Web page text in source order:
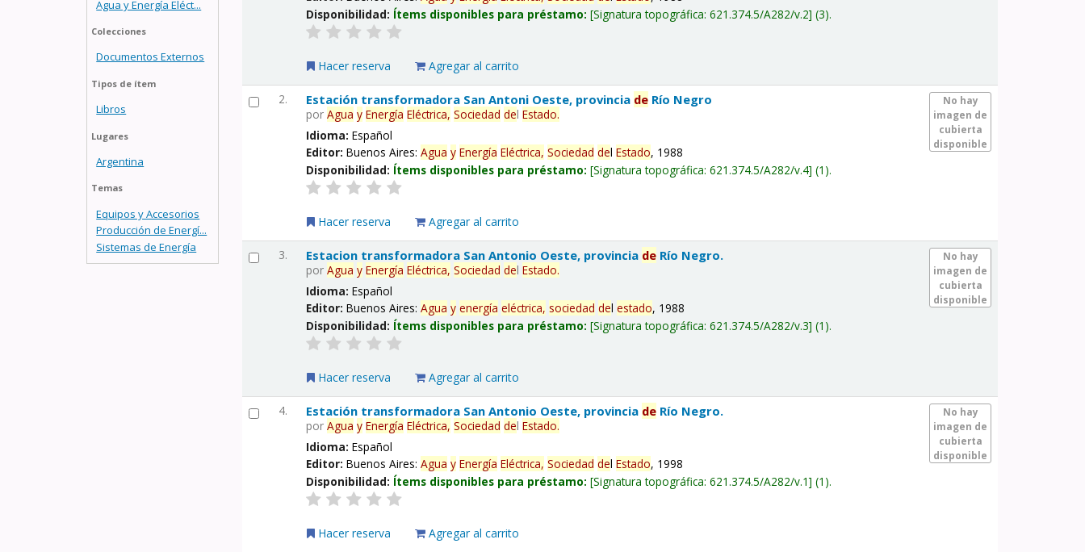
Agua y Energía Eléct...
Colecciones
Documentos Externos
Tipos de ítem
Libros
Lugares
Argentina
Temas
Equipos y Accesorios
Producción de Energí...
Sistemas de Energía
Disponibilidad: Ítems disponibles para préstamo: Signatura topográfica:621.374.5/A282/v.2 (3).
Hacer reserva Agregar al carrito
2.
No hay
imagen de
cubierta
disponible
Estación transformadora San Antoni Oeste, provincia de Río Negro
porAgua y Energía Eléctrica, Sociedad delEstado.
Idioma:Español
Editor:Buenos Aires:Agua y Energía Eléctrica, Sociedad delEstado, 1988
Disponibilidad: Ítems disponibles para préstamo: Signatura topográfica:621.374.5/A282/v.4 (1).
Hacer reserva Agregar al carrito
3.
No hay
imagen de
cubierta
disponible
Estacion transformadora San Antonio Oeste, provincia de Río Negro.
porAgua y Energía Eléctrica, Sociedad delEstado.
Idioma:Español
Editor:Buenos Aires:Agua y energía eléctrica, sociedad delestado, 1988
Disponibilidad: Ítems disponibles para préstamo: Signatura topográfica:621.374.5/A282/v.3 (1).
Hacer reserva Agregar al carrito
4.
No hay
imagen de
cubierta
disponible
Estación transformadora San Antonio Oeste, provincia de Río Negro.
porAgua y Energía Eléctrica, Sociedad delEstado.
Idioma:Español
Editor:Buenos Aires:Agua y Energía Eléctrica, Sociedad delEstado, 1998
Disponibilidad: Ítems disponibles para préstamo: Signatura topográfica:621.374.5/A282/v.1 (1).
Hacer reserva Agregar al carrito